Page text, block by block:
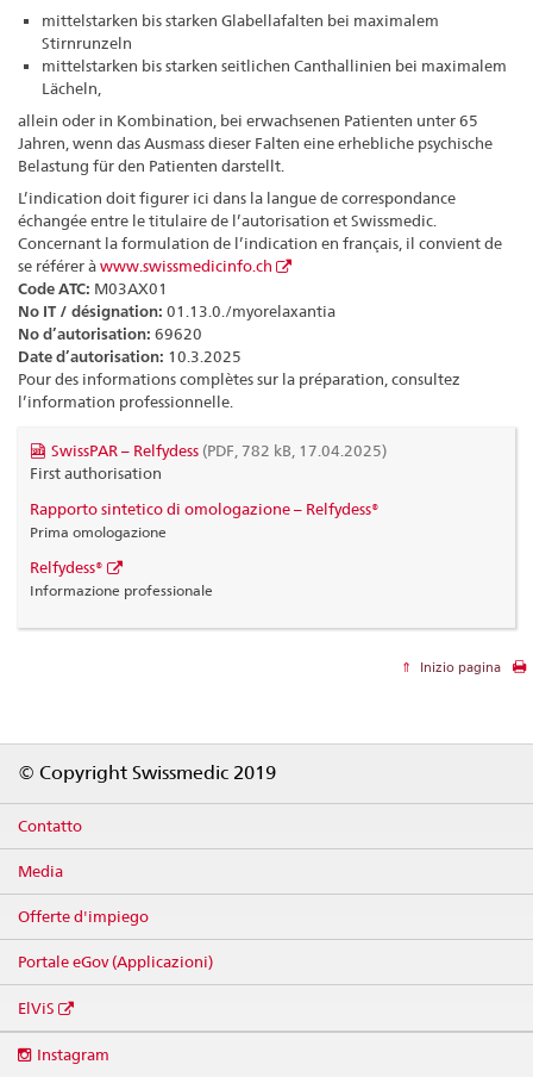
mittelstarken bis starken Glabellafalten bei maximalem
Stirnrunzeln
mittelstarken bis starken seitlichen Canthallinien bei maximalem
Lächeln,
allein oder in Kombination, bei erwachsenen Patienten unter 65
Jahren, wenn das Ausmass dieser Falten eine erhebliche psychische
Belastung für den Patienten darstellt.
L’indication doit figurer ici dans la langue de correspondance
échangée entre le titulaire de l’autorisation et Swissmedic.
Concernant la formulation de l’indication en français, il convient de
se référer àwww.swissmedicinfo.ch
Code ATC: M03AX01
No IT / désignation: 01.13.0./myorelaxantia
No d’autorisation: 69620
Date d’autorisation: 10.3.2025
Pour des informations complètes sur la préparation, consultez
l’information professionnelle.
SwissPAR – Relfydess (PDF, 782 kB, 17.04.2025)
First authorisation
Rapporto sintetico di omologazione – Relfydess®
Prima omologazione
Relfydess®
Informazione professionale
Inizio pagina
© Copyright Swissmedic 2019
Contatto
Media
Offerte d'impiego
Portale eGov (Applicazioni)
ElViS
media
Instagram